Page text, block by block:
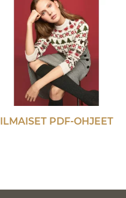
ILMAISET PDF-OHJEET